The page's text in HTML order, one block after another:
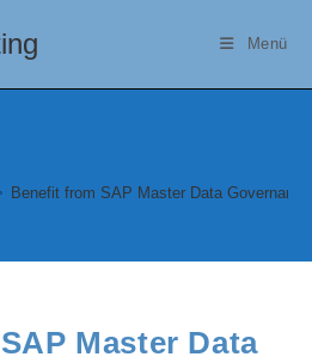
Menü
Benefit from SAP Master Data
Master Data